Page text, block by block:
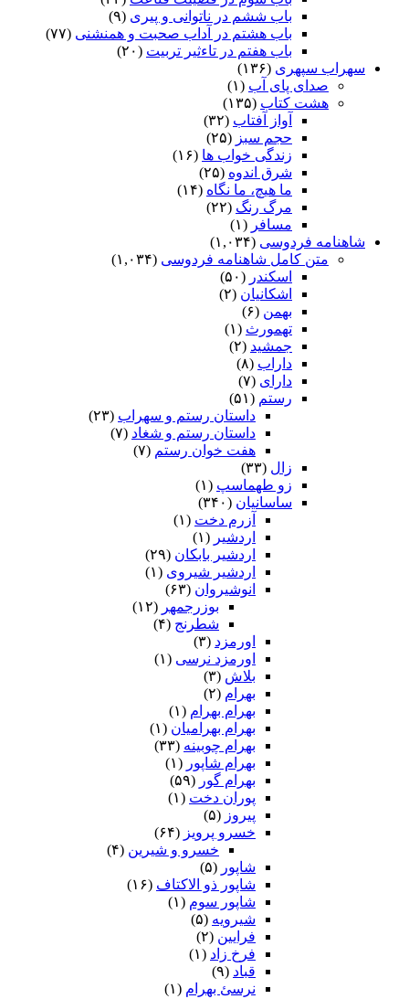
باب ششم در ناتوانى و پیرى (۹)
باب هشتم در آداب صحبت و همنشنى (۷۷)
باب هفتم در تاءثیر تربیت (۲۰)
سهراب سپهری (۱۳۶)
صدای پای آب (۱)
هشت کتاب (۱۳۵)
آواز آفتاب (۳۲)
حجم سبز (۲۵)
زندگی خواب ها (۱۶)
شرق اندوه (۲۵)
ما هیچ، ما نگاه (۱۴)
مرگ رنگ (۲۲)
مسافر (۱)
شاهنامه فردوسی (۱,۰۳۴)
متن کامل شاهنامه فردوسی (۱,۰۳۴)
اسکندر (۵۰)
اشکانیان (۲)
بهمن (۶)
تهمورث (۱)
جمشید (۲)
داراب (۸)
دارای (۷)
رستم (۵۱)
داستان رستم و سهراب (۲۳)
داستان رستم و شغاد (۷)
هفت خوان رستم‏ (۷)
زال (۳۳)
زو طهماسپ‏ (۱)
ساسانیان (۳۴۰)
آزرم دخت (۱)
اردشیر (۱)
اردشیر بابکان (۲۹)
اردشیر شیروی (۱)
انوشیروان (۶۳)
بوزرجمهر (۱۲)
شطرنج (۴)
اورمزد (۳)
اورمزد نرسى‏ (۱)
بلاش (۳)
بهرام (۲)
بهرام بهرام (۱)
بهرام بهرامیان‏ (۱)
بهرام چوبینه (۳۳)
بهرام شاپور (۱)
بهرام گور (۵۹)
پوران دخت (۱)
پیروز (۵)
خسرو پرویز (۶۴)
خسرو و شیرین (۴)
شاپور (۵)
شاپور ذو الاکتاف (۱۶)
شاپور سوم‏ (۱)
شیرویه (۵)
فرایین (۲)
فرخ زاد (۱)
قباد (۹)
نرسئ بهرام‏ (۱)